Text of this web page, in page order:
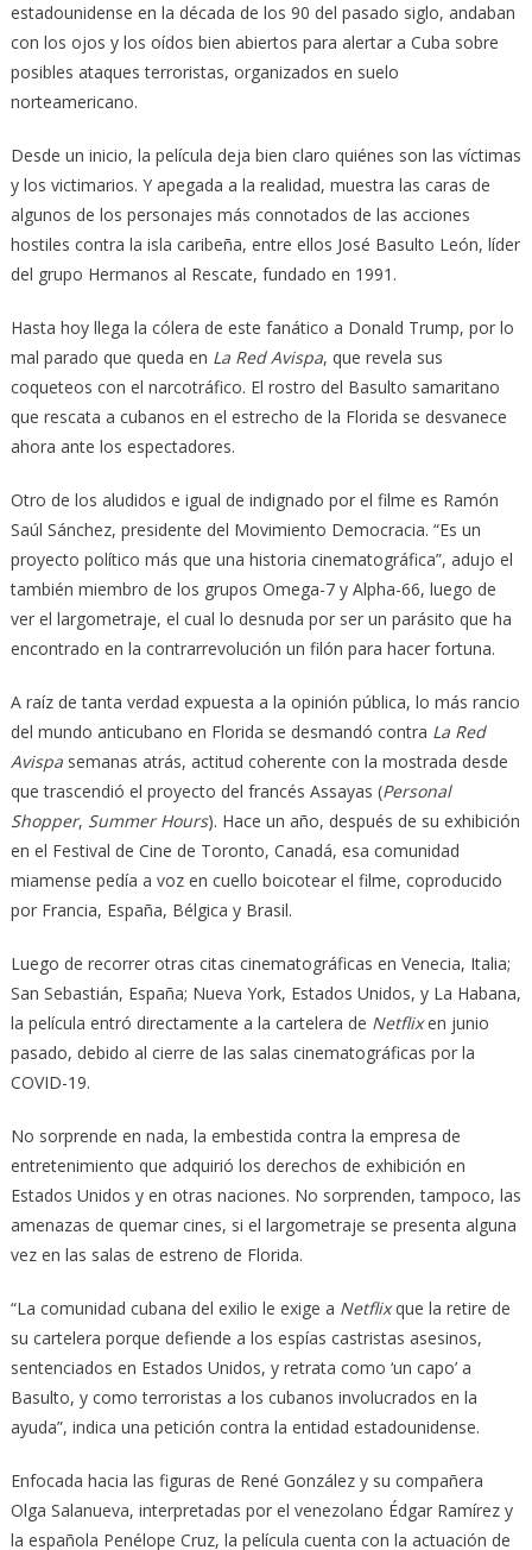
estadounidense en la década de los 90 del pasado siglo, andaban
con los ojos y los oídos bien abiertos para alertar a Cuba sobre
posibles ataques terroristas, organizados en suelo
norteamericano.
Desde un inicio, la película deja bien claro quiénes son las víctimas
y los victimarios. Y apegada a la realidad, muestra las caras de
algunos de los personajes más connotados de las acciones
hostiles contra la isla caribeña, entre ellos José Basulto León, líder
del grupo Hermanos al Rescate, fundado en 1991.
Hasta hoy llega la cólera de este fanático a Donald Trump, por lo
mal parado que queda en La Red Avispa, que revela sus
coqueteos con el narcotráfico. El rostro del Basulto samaritano
que rescata a cubanos en el estrecho de la Florida se desvanece
ahora ante los espectadores.
Otro de los aludidos e igual de indignado por el filme es Ramón
Saúl Sánchez, presidente del Movimiento Democracia. “Es un
proyecto político más que una historia cinematográfica”, adujo el
también miembro de los grupos Omega-7 y Alpha-66, luego de
ver el largometraje, el cual lo desnuda por ser un parásito que ha
encontrado en la contrarrevolución un filón para hacer fortuna.
A raíz de tanta verdad expuesta a la opinión pública, lo más rancio
del mundo anticubano en Florida se desmandó contra La Red
Avispa semanas atrás, actitud coherente con la mostrada desde
que trascendió el proyecto del francés Assayas (Personal
Shopper, Summer Hours). Hace un año, después de su exhibición
en el Festival de Cine de Toronto, Canadá, esa comunidad
miamense pedía a voz en cuello boicotear el filme, coproducido
por Francia, España, Bélgica y Brasil.
Luego de recorrer otras citas cinematográficas en Venecia, Italia;
San Sebastián, España; Nueva York, Estados Unidos, y La Habana,
la película entró directamente a la cartelera de Netflixen junio
pasado, debido al cierre de las salas cinematográficas por la
COVID-19.
No sorprende en nada, la embestida contra la empresa de
entretenimiento que adquirió los derechos de exhibición en
Estados Unidos y en otras naciones. No sorprenden, tampoco, las
amenazas de quemar cines, si el largometraje se presenta alguna
vez en las salas de estreno de Florida.
“La comunidad cubana del exilio le exige a Netflixque la retire de
su cartelera porque defiende a los espías castristas asesinos,
sentenciados en Estados Unidos, y retrata como ‘un capo’ a
Basulto, y como terroristas a los cubanos involucrados en la
ayuda”, indica una petición contra la entidad estadounidense.
Enfocada hacia las figuras de René González y su compañera
Olga Salanueva, interpretadas por el venezolano Édgar Ramírez y
la española Penélope Cruz, la película cuenta con la actuación de